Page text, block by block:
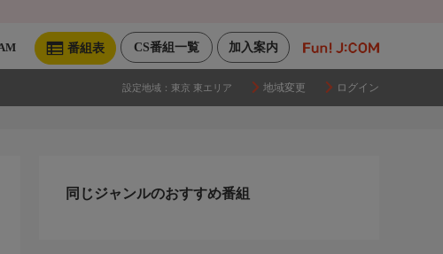
加入案内
CS番組一覧
番組表
設定地域： 東京 東エリア 地域変更 ログイン
同じジャンルのおすすめ番組